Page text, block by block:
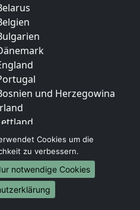
und Herzegowina
Cookies um die
zu verbessern.
notwendige Cookies